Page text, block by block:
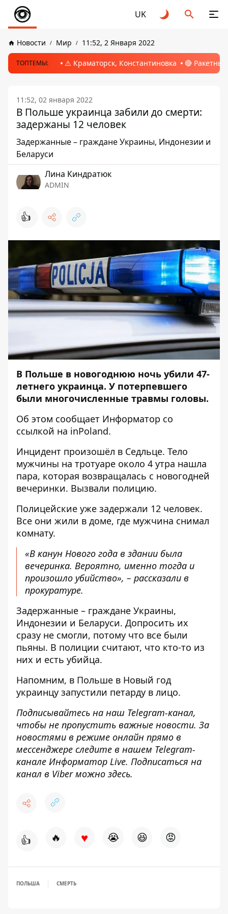
UK
Новости Мир 11:52, 2 Января 2022
ТОПТЕМЫ: ⚠️ Краматорск, Константиновка 🔴
11:52, 02 января 2022
В Польше украинца забили до смерти:
задержаны 12 человек
Задержанные – граждане Украины, Индонезии и
Беларуси
Лина Киндратюк
ADMIN
👍
В Польше в новогоднюю ночь убили 47-
летнего украинца. У потерпевшего
были многочисленные травмы головы.
Об этом сообщает Информатор со
ссылкой на inPoland.
Инцидент произошёл в Седльце. Тело
мужчины на тротуаре около 4 утра нашла
пара, которая возвращалась с новогодней
вечеринки. Вызвали полицию.
Полицейские уже задержали 12 человек.
Все они жили в доме, где мужчина снимал
комнату.
«В канун Нового года в здании была
вечеринка. Вероятно, именно тогда и
произошло убийство», – рассказали в
прокуратуре.
Задержанные – граждане Украины,
Индонезии и Беларуси. Допросить их
сразу не смогли, потому что все были
пьяны. В полиции считают, что кто-то из
них и есть убийца.
Напомним, в Польше в Новый год
украинцу запустили петарду в лицо.
Подписывайтесь на наш Telegram-канал,
чтобы не пропустить важные новости. За
новостями в режиме онлайн прямо в
мессенджере следите в нашем Telegram-
канале Информатор Live. Подписаться на
канал в Viber можно здесь.
👍 🔥 ♥ 😭 😆 😡
ПОЛЬША СМЕРТЬ